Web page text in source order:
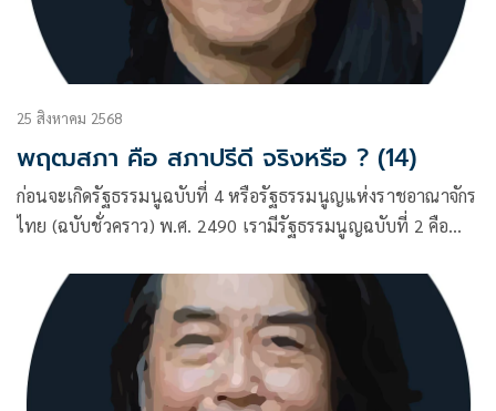
25 สิงหาคม 2568
พฤฒสภา คือ สภาปรีดี จริงหรือ ? (14)
ก่อนจะเกิดรัฐธรรมนูฉบับที่ 4 หรือรัฐธรรมนูญแห่งราชอาณาจักร
ไทย (ฉบับชั่วคราว) พ.ศ. 2490 เรามีรัฐธรรมนูญฉบับที่ 2 คือ